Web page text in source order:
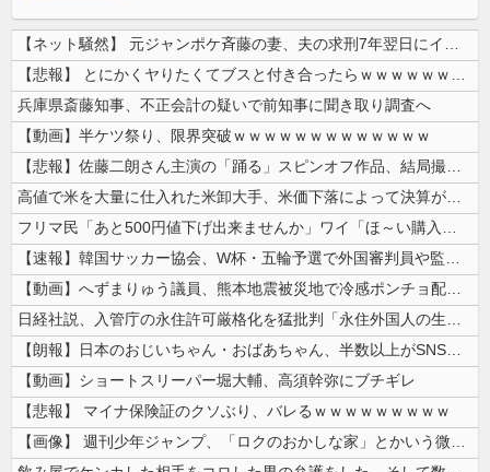
【ネット騒然】 元ジャンポケ斉藤の妻、夫の求刑7年翌日にインスタ更新！...
【悲報】 とにかくヤりたくてブスと付き合ったらｗｗｗｗｗｗｗｗｗｗｗｗ...
兵庫県斎藤知事、不正会計の疑いで前知事に聞き取り調査へ
【動画】半ケツ祭り、限界突破ｗｗｗｗｗｗｗｗｗｗｗｗｗ
【悲報】佐藤二朗さん主演の「踊る」スピンオフ作品、結局撮影中止が決定w...
高値で米を大量に仕入れた米卸大手、米価下落によって決算が凄まじいことに...
フリマ民「あと500円値下げ出来ませんか」ワイ「ほ～い購入ｗ」
【速報】韓国サッカー協会、W杯・五輪予選で外国審判員や監督官を性接待！...
【動画】へずまりゅう議員、熊本地震被災地で冷感ポンチョ配布 → 被災民...
日経社説、入管庁の永住許可厳格化を猛批判「永住外国人の生活保護受給をな...
【朗報】日本のおじいちゃん・おばあちゃん、半数以上がSNSを使いこなし...
【動画】ショートスリーパー堀大輔、高須幹弥にブチギレ
【悲報】 マイナ保険証のクソぶり、バレるｗｗｗｗｗｗｗｗｗ
【画像】 週刊少年ジャンプ、「ロクのおかしな家」とかいう微妙な漫画を巻...